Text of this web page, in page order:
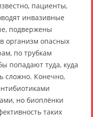
пациенты,
инвазивные
подвержены
организм опасных
по трубкам
попадают туда, куда
сложно. Конечно,
но биоплёнки
таких